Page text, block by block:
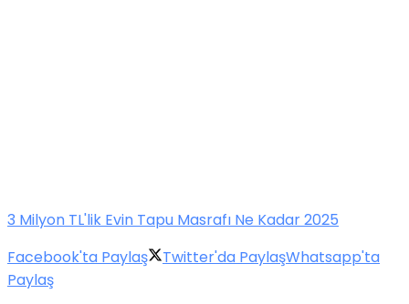
3 Milyon TL'lik Evin Tapu Masrafı Ne Kadar 2025
Facebook'ta Paylaş
Twitter'da PaylaşWhatsapp'ta
Paylaş